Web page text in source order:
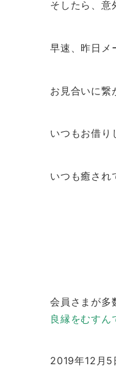
そしたら、意
早速、昨日メ
お見合いに繋
いつもお借り
いつも癒され
会員さまが多
良縁をむす
2019年12月5